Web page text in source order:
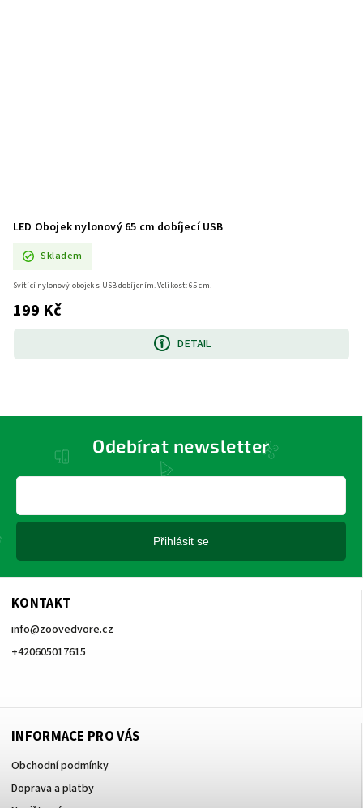
LED Obojek nylonový 65 cm dobíjecí USB
Skladem
199 Kč
DETAIL
Svítící nylonový obojek s USB dobíjením. Velikost: 65 cm.
KONTAKT
info@zoovedvore.cz
+420605017615
INFORMACE PRO VÁS
Obchodní podmínky
Doprava a platby
Odebírat newsletter
Přihlásit se